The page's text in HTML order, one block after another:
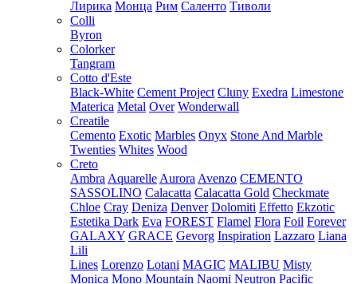
Лирика Монца Рим Саленто Тиволи
Colli
Byron
Colorker
Tangram
Cotto d'Este
Black-White Cement Project Cluny Exedra Limestone
Materica Metal Over Wonderwall
Creatile
Cemento Exotic Marbles Onyx Stone And Marble
Twenties Whites Wood
Creto
Ambra Aquarelle Aurora Avenzo CEMENTO
SASSOLINO Calacatta Calacatta Gold Checkmate
Chloe Cray Deniza Denver Dolomiti Effetto Ekzotic
Estetika Dark Eva FOREST Flamel Flora Foil Forever
GALAXY GRACE Gevorg Inspiration Lazzaro Liana
Lili
Lines Lorenzo Lotani MAGIC MALIBU Misty
Monica Mono Mountain Naomi Neutron Pacific